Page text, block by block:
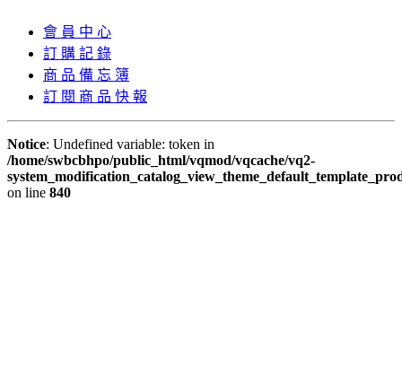
會 員 中 心
訂 購 記 錄
商 品 備 忘 簿
訂 閱 商 品 快 報
Notice: Undefined variable: token in
/home/swbcbhpo/public_html/vqmod/vqcache/vq2-
on line 840